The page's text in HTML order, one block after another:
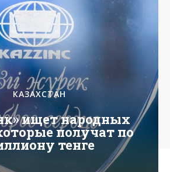
КАЗАХСТАН
ищет народных
получат по
тенге